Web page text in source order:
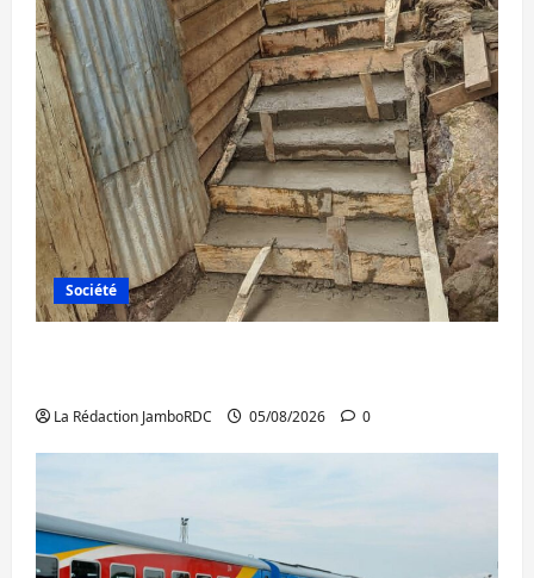
Société
La Rédaction JamboRDC 05/08/2026 0